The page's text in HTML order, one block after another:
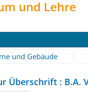
und Lehre
und Gebäude
Überschrift : B.A.